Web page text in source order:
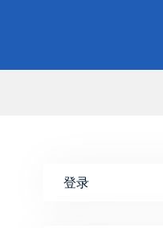
登录